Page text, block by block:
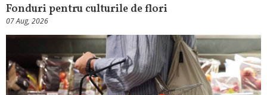
Fonduri pentru culturile de flori
07 Aug, 2026